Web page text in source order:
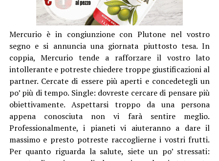
Mercurio è in congiunzione con Plutone nel vostro
segno e si annuncia una giornata piuttosto tesa. In
coppia, Mercurio tende a rafforzare il vostro lato
intollerante e potreste chiedere troppe giustificazioni al
partner. Cercate di essere più aperti e concedetegli un
po’ più di tempo. Single: dovreste cercare di pensare più
obiettivamente. Aspettarsi troppo da una persona
appena conosciuta non vi farà sentire meglio.
Professionalmente, i pianeti vi aiuteranno a dare il
massimo e presto potreste raccoglierne i vostri frutti.
Per quanto riguarda la salute, siete un po’ stressati: